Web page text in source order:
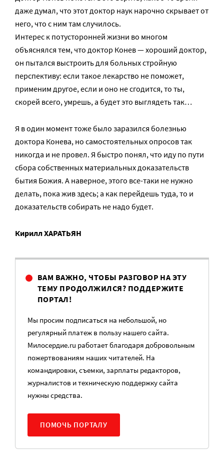
даже думал, что этот доктор наук нарочно скрывает от
него, что с ним там случилось.
Интерес к потусторонней жизни во многом
объяснялся тем, что доктор Конев — хороший доктор,
он пытался выстроить для больных стройную
перспективу: если такое лекарство не поможет,
применим другое, если и оно не сгодится, то ты,
скорей всего, умрешь, а будет это выглядеть так…
Я в один момент тоже было заразился болезнью
доктора Конева, но самостоятельных опросов так
никогда и не провел. Я быстро понял, что иду по пути
сбора собственных материальных доказательств
бытия Божия. А наверное, этого все-таки не нужно
делать, пока жив здесь; а как перейдешь туда, то и
доказательств собирать не надо будет.
Кирилл ХАРАТЬЯН
ВАМ ВАЖНО, ЧТОБЫ РАЗГОВОР НА ЭТУ
ТЕМУ ПРОДОЛЖИЛСЯ? ПОДДЕРЖИТЕ
ПОРТАЛ!
Мы просим подписаться на небольшой, но
регулярный платеж в пользу нашего сайта.
Милосердие.ru работает благодаря добровольным
пожертвованиям наших читателей. На
командировки, съемки, зарплаты редакторов,
журналистов и техническую поддержку сайта
нужны средства.
ПОМОЧЬ ПОРТАЛУ